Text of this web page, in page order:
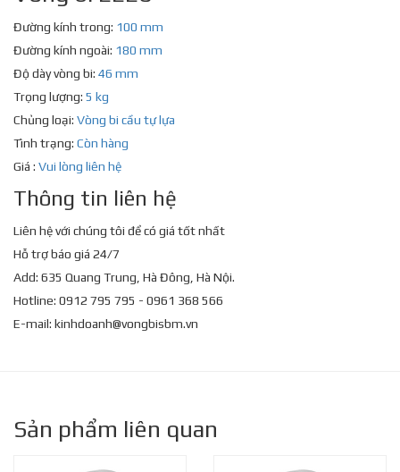
Đường kính trong: 100 mm
Đường kính ngoài: 180 mm
Độ dày vòng bi: 46 mm
Trọng lượng: 5 kg
Chủng loại: Vòng bi cầu tự lựa
Tình trạng: Còn hàng
Giá : Vui lòng liên hệ
Thông tin liên hệ
Liên hệ với chúng tôi để có giá tốt nhất
Hỗ trợ báo giá 24/7
Add: 635 Quang Trung, Hà Đông, Hà Nội.
Hotline: 0912 795 795 - 0961 368 566
E-mail: kinhdoanh@vongbisbm.vn
Sản phẩm liên quan